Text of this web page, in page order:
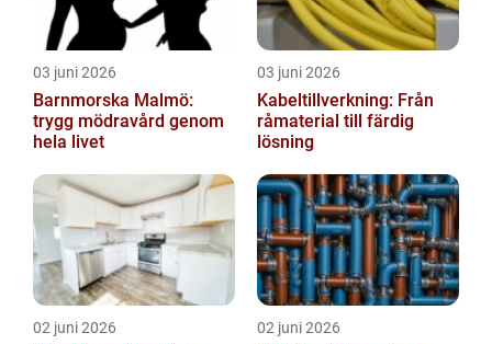
03 juni 2026
Barnmorska Malmö:
trygg mödravård genom
hela livet
03 juni 2026
Kabeltillverkning: Från
råmaterial till färdig
lösning
02 juni 2026 02 juni 2026